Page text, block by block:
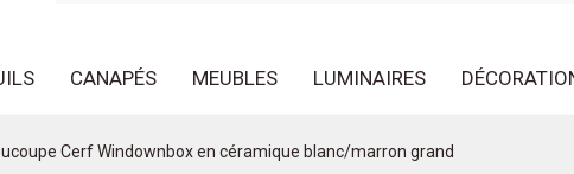
CANAPÉS MEUBLES LUMINAIRES
Cerf Windownbox en céramique blanc/marron grand